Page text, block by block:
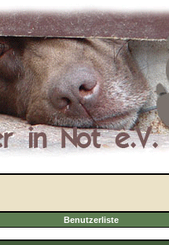
Benutzerliste